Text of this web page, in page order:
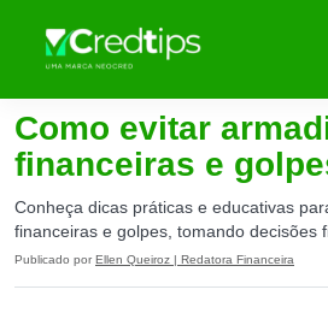
Como evitar
financeiras e
Conheça dicas práticas e educativas
financeiras e golpes, tomando decisões
Publicado por Ellen Queiroz | Redatora Financeira